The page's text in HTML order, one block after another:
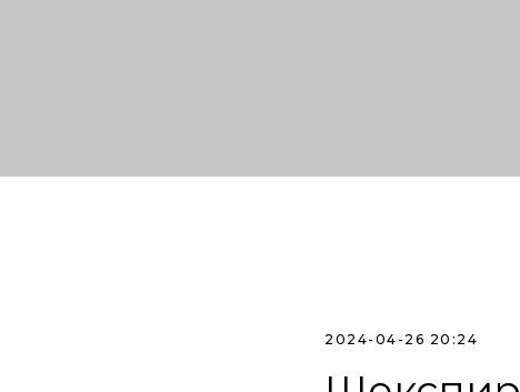
2024-04-26 20:24